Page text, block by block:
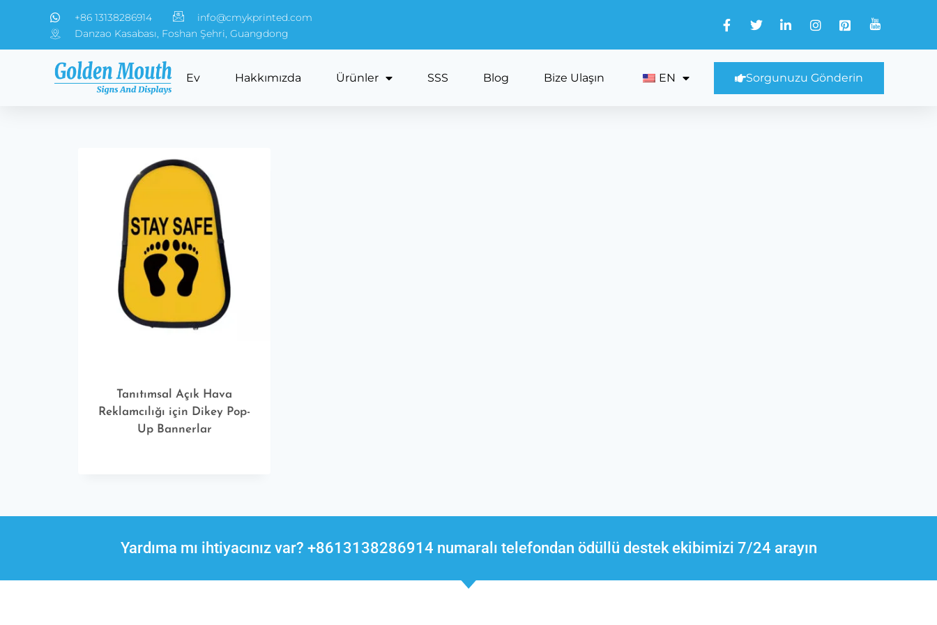
+86 13138286914
info@cmykprinted.com
Danzao Kasabası, Foshan Şehri, Guangdong
Ev Hakkımızda Ürünler SSS Blog Bize Ulaşın EN Sorgunuzu Gönderin
Tanıtımsal Açık Hava
Reklamcılığı için Dikey Pop-
Up Bannerlar
Yardıma mı ihtiyacınız var? +8613138286914 numaralı telefondan ödüllü destek ekibimizi 7/24 arayın